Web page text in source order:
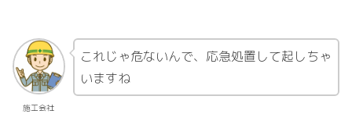
施工会社
これじゃ危ないんで、応急処置して起しちゃ
いますね